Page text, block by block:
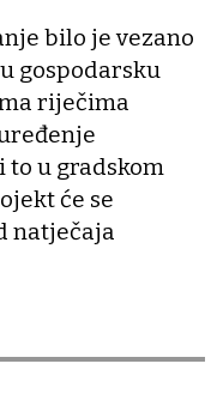
bilo je vezano
gospodarsku
riječima
u gradskom
će se
natječaja